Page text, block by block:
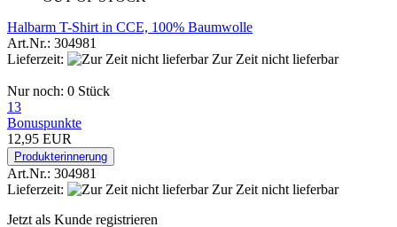
Halbarm T-Shirt in CCE, 100% Baumwolle
Art.Nr.: 304981
Lieferzeit:
Zur Zeit nicht lieferbar
Nur noch: 0 Stück
13
Bonuspunkte
12,95 EUR
Produkterinnerung
Art.Nr.: 304981
Lieferzeit:
Zur Zeit nicht lieferbar
Jetzt als Kunde registrieren